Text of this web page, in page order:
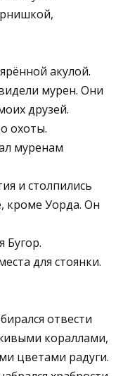
акулой.
мурен. Они
друзей.
охоты.
муренам
и столпились
кроме Уорда. Он
Бугор.
для стоянки.
отвести
кораллами,
цветами радуги.